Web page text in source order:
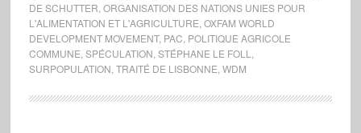
DE SCHUTTER ORGANISATION DES NATIONS UNIES POUR
L'ALIMENTATION ET L'AGRICULTURE OXFAM WORLD
DEVELOPMENT MOVEMENT, PAC POLITIQUE AGRICOLE
COMMUNE SPÉCULATION STÉPHANE LE FOLL
SURPOPULATION TRAITÉ DE LISBONNE WDM